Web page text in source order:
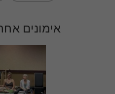
אימונים